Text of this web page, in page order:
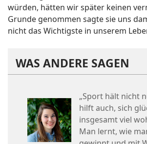
würden, hätten wir später keinen
Grunde genommen sagte sie uns
nicht das Wichtigste in unserem
WAS ANDERE SAGEN
„Sport hält nicht
hilft auch, sich
insgesamt viel
Man lernt, wie